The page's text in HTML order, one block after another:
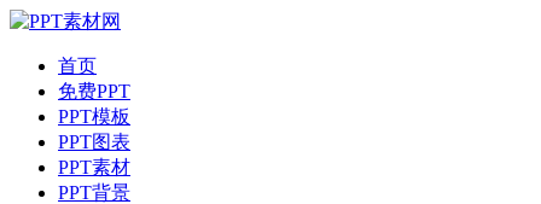
首页
免费PPT
PPT模板
PPT图表
PPT素材
PPT背景